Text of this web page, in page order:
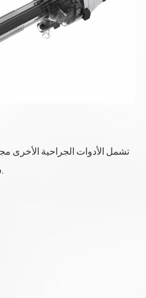
تشمل الأدوات الجراحية الأخرى
في ذلك حقيبة إندو والكمامات.